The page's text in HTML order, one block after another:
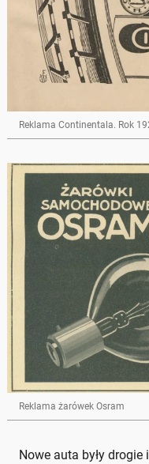
Reklama Continentala. Rok
Reklama żarówek Osram
Nowe auta były